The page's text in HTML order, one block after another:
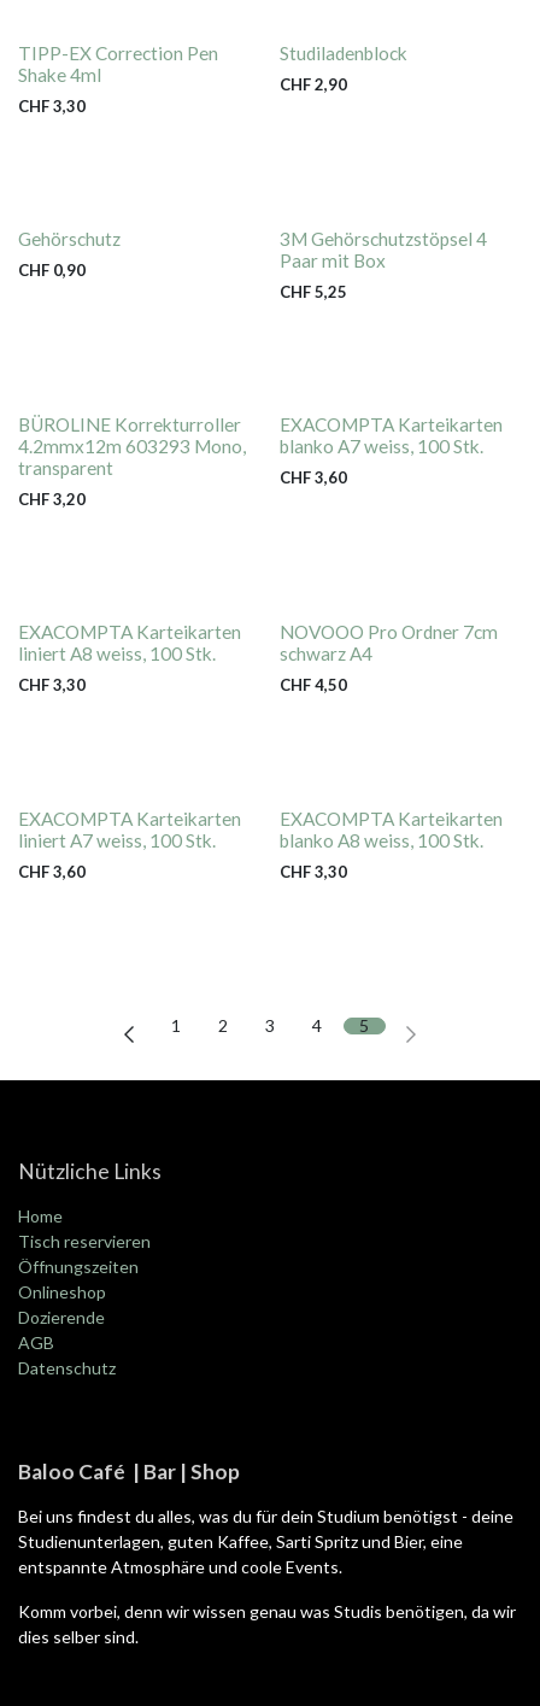
TIPP-EX Correction Pen
Shake 4ml
CHF3,30
Studiladenblock
CHF2,90
Gehörschutz
CHF 0,90
3M Gehörschutzstöpsel 4
Paar mit Box
CHF5,25
BÜROLINE Korrekturroller
4.2mmx12m 603293 Mono,
transparent
CHF3,20
EXACOMPTA Karteikarten
blanko A7 weiss, 100 Stk.
CHF3,60
EXACOMPTA Karteikarten
liniert A8 weiss, 100 Stk.
CHF3,30
NOVOOO Pro Ordner 7cm
schwarz A4
CHF4,50
EXACOMPTA Karteikarten
liniert A7 weiss, 100 Stk.
CHF3,60
EXACOMPTA Karteikarten
blanko A8 weiss, 100 Stk.
CHF3,30
1 2 3 4 5
Nützliche Links
Home
Tisch reservieren
Öffnungszeiten
Onlineshop
Dozierende
AGB
Datenschutz
Baloo Café | Bar | Shop
Bei uns findest du alles, was du für dein Studium benötigst - deine
Studienunterlagen, guten Kaffee, Sarti Spritz und Bier, eine
entspannte Atmosphäre und coole Events.
Komm vorbei, denn wir wissen genau was Studis benötigen, da wir
dies selber sind.